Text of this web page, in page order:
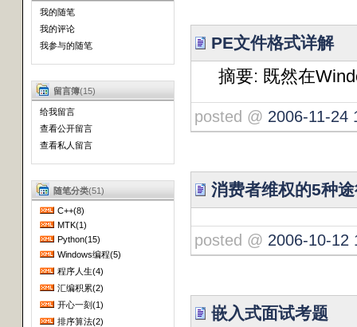
我的随笔
我的评论
我参与的随笔
留言簿(15)
给我留言
查看公开留言
查看私人留言
随笔分类(51)
C++(8)
MTK(1)
Python(15)
Windows编程(5)
程序人生(4)
汇编积累(2)
开心一刻(1)
排序算法(2)
PE文件格式详解
摘要: 既然在
posted @ 2006-11-24
消费者维权的5种
posted @ 2006-10-12
嵌入式面试考题